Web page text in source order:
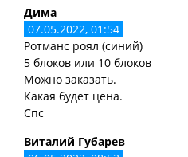
Дима
07.05.2022, 01:54
Ротманс роял (синий)
5 блоков или 10 блоков
Можно заказать.
Какая будет цена.
Спс
Виталий Губарев